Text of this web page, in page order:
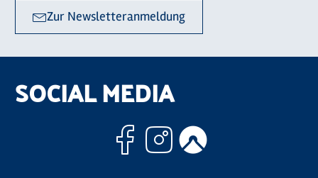
Zur Newsletteranmeldung
SOCIAL MEDIA
Facebook
Instagram